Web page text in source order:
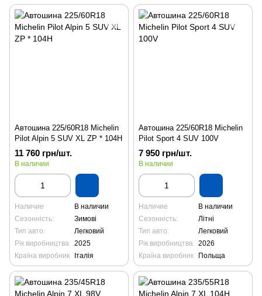
Автошина 225/60R18 Michelin
Pilot Alpin 5 SUV XL ZP * 104H
11 760 грн/шт.
В наличии
Наличие
В наличии
Сезонність:
Зимові
Тип авто:
Легковий
Рік виробництва
2025
Країна виробник
Італія
Автошина 225/60R18 Michelin
Pilot Sport 4 SUV 100V
7 950 грн/шт.
В наличии
Наличие
В наличии
Сезонність:
Літні
Тип авто:
Легковий
Рік виробництва
2026
Країна виробник
Польща